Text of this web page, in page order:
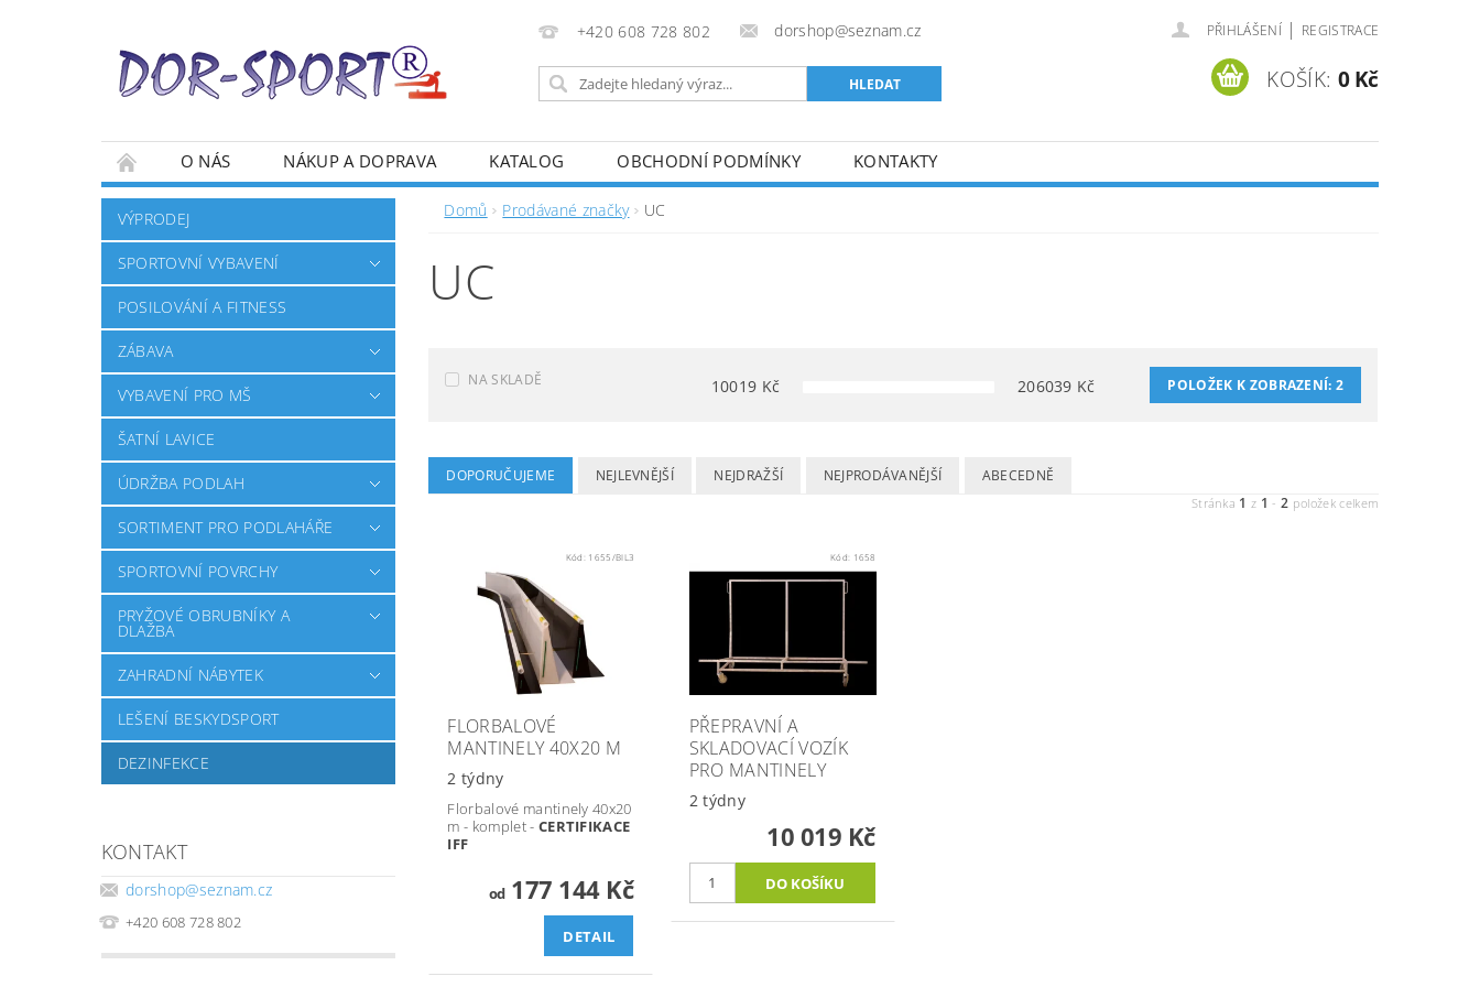
+420 608 728 802 dorshop@seznam.cz PŘIHLÁŠENÍ | REGISTRACE
KOŠÍK: 0 Kč
O NÁS NÁKUP A DOPRAVA KATALOG OBCHODNÍ PODMÍNKY KONTAKTY
VÝPRODEJ
SPORTOVNÍ VYBAVENÍ
POSILOVÁNÍ A FITNESS
ZÁBAVA
VYBAVENÍ PRO MŠ
ŠATNÍ LAVICE
ÚDRŽBA PODLAH
SORTIMENT PRO PODLAHÁŘE
SPORTOVNÍ POVRCHY
PRYŽOVÉ OBRUBNÍKY A
DLAŽBA
ZAHRADNÍ NÁBYTEK
LEŠENÍ BESKYDSPORT
DEZINFEKCE
KONTAKT
dorshop@seznam.cz
+420 608 728 802
Domů Prodávané značky UC
UC
NA SKLADĚ 10019 Kč 206039 Kč POLOŽEK K ZOBRAZENÍ:2
DOPORUČUJEME NEJLEVNĚJŠÍ NEJDRAŽŠÍ NEJPRODÁVANĚJŠÍ ABECEDNĚ
Stránka 1 z 1 -2 položek celkem
Kód: 1655/BIL3
FLORBALOVÉ
MANTINELY 40X20 M
2 týdny
Florbalové mantinely 40x20
m - komplet - CERTIFIKACE
IFF
od177 144 Kč
DETAIL
Kód: 1658
PŘEPRAVNÍ A
SKLADOVACÍ VOZÍK
PRO MANTINELY
2 týdny
10 019 Kč